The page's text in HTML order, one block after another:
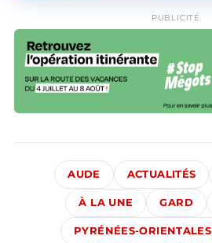
PUBLICITÉ
AUDE ACTUALITÉS
À LA UNE GARD
PYRÉNÉES-ORIENTALES